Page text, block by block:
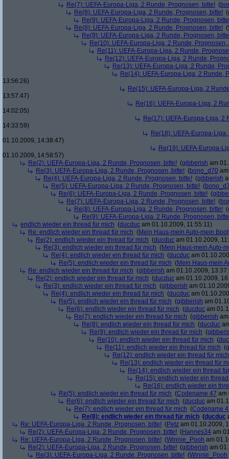
Re(7): UEFA-Europa-Liga, 2 Runde, Prognosen, bitte! (
Re(8): UEFA-Europa-Liga, 2 Runde, Prognosen, bitte! (
Re(9): UEFA-Europa-Liga, 2 Runde, Prognosen,
Re(8): UEFA-Europa-Liga, 2 Runde, Prognosen, bitte! (
Re(9): UEFA-Europa-Liga, 2 Runde, Prognosen,
Re(10): UEFA-Europa-Liga, 2 Runde, Prognosen,
Re(11): UEFA-Europa-Liga, 2 Runde,
Re(12): UEFA-Europa-Liga, 2 Runde,
Re(13): UEFA-Europa-Liga, 2 Runde,
Re(14): UEFA-Europa-Liga, 2 Runde,
13:56:26)
Re(15): UEFA-Europa-Liga, 2
13:57:47)
Re(16): UEFA-Europa-Liga, 2
14:02:05)
Re(17): UEFA-Europa-Liga, 2
14:33:59)
Re(18): UEFA-Europa-
01.10.2009, 14:38:47)
Re(19): UEFA-Europa-
01.10.2009, 14:58:57)
Re(2): UEFA-Europa-Liga, 2 Runde, Prognosen, bitte! (gibberish am
Re(3): UEFA-Europa-Liga, 2 Runde, Prognosen, bitte! (bono_d70
Re(4): UEFA-Europa-Liga, 2 Runde, Prognosen, bitte! (gibberish
Re(5): UEFA-Europa-Liga, 2 Runde, Prognosen, bitte! (
Re(6): UEFA-Europa-Liga, 2 Runde, Prognosen, bitte! (
Re(7): UEFA-Europa-Liga, 2 Runde, Prognosen, bitte! (
Re(8): UEFA-Europa-Liga, 2 Runde, Prognosen, bitte! (
Re(9): UEFA-Europa-Liga, 2 Runde, Prognosen,
endlich wieder ein thread für mich (ducduc am 01.10.2009, 11:55:11)
Re: endlich wieder ein thread für mich (Mein Haus-mein Auto-mein Boot
Re(2): endlich wieder ein thread für mich (ducduc am 01.10.2009,
Re(3): endlich wieder ein thread für mich (Mein Haus-mein Auto-
Re(4): endlich wieder ein thread für mich (ducduc am
Re(5): endlich wieder ein thread für mich (Mein Haus-mein
Re: endlich wieder ein thread für mich (gibberish am 01.10.2009,
Re(2): endlich wieder ein thread für mich (ducduc am 01.10.2009,
Re(3): endlich wieder ein thread für mich (gibberish am
Re(4): endlich wieder ein thread für mich (ducduc am
Re(5): endlich wieder ein thread für mich (gibberish am
Re(6): endlich wieder ein thread für mich (ducduc am
Re(7): endlich wieder ein thread für mich (gibberish
Re(8): endlich wieder ein thread für mich (ducduc
Re(9): endlich wieder ein thread für mich (
Re(10): endlich wieder ein thread für mich (
Re(11): endlich wieder ein thread für mich (
Re(12): endlich wieder ein thread für mich
Re(13): endlich wieder ein thread für
Re(14): endlich wieder ein thread
Re(15): endlich wieder ein
Re(16): endlich wieder ein
Re(5): endlich wieder ein thread für mich (Codename 47 am
Re(6): endlich wieder ein thread für mich (ducduc am
Re(7): endlich wieder ein thread für mich (Codename
Re(8): endlich wieder ein thread für mich (ducduc
Re: UEFA-Europa-Liga, 2 Runde, Prognosen, bitte! (Petz am 01.10.2009,
Re(2): UEFA-Europa-Liga, 2 Runde, Prognosen, bitte! (Hannes34 am
Re: UEFA-Europa-Liga, 2 Runde, Prognosen, bitte! (Winnie_Pooh am
Re(2): UEFA-Europa-Liga, 2 Runde, Prognosen, bitte! (gibberish am
Re(3): UEFA-Europa-Liga, 2 Runde, Prognosen, bitte! (Winnie_Pooh